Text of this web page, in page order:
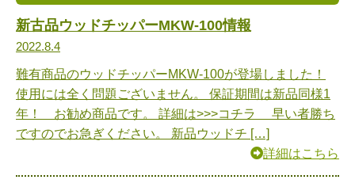
新古品ウッドチッパーMKW-100情報
2022.8.4
難有商品のウッドチッパーMKW-100が登場しました！
使用には全く問題ございません。 保証期間は新品同様1
年！ お勧め商品です。 詳細は>>>コチラ 早い者勝ち
ですのでお急ぎください。 新品ウッドチ […]
詳細はこちら